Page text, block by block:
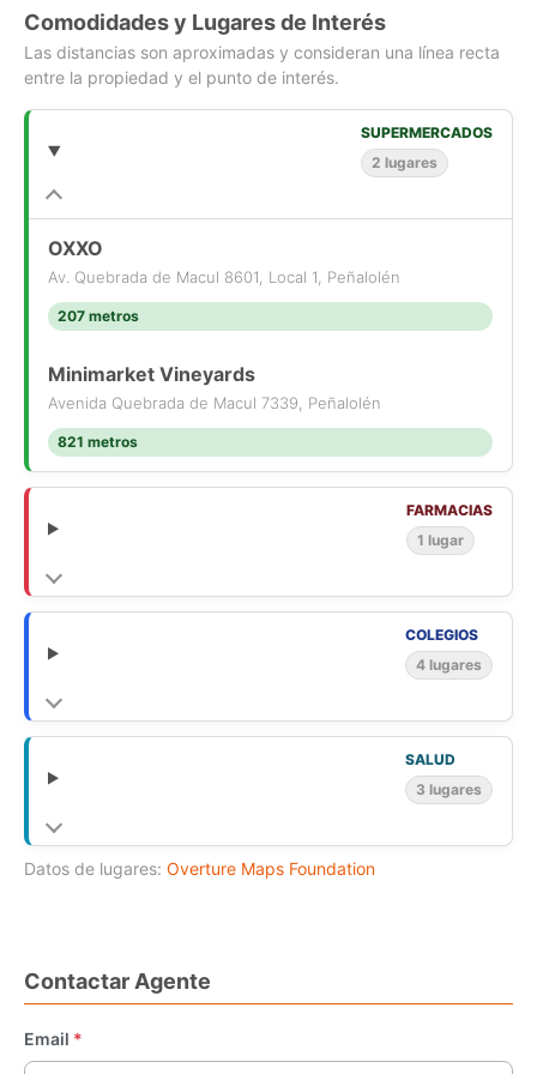
Exterior
Antejardín.
Dos estacionamientos.
Bodega lateral cerrada.
Ventanas de termopanel.
Calefacción central por losa radiante.
Piso flotante en primer y segundo piso.
Acceso controlado.
Seguridad 24 horas, los 7 días de la semana.
Sistema de vigilancia mediante cámaras.
Plaza interior con juegos infantiles y áreas verdes.
Reglamento acogido a la Ley de Copropiedad.
Superficie
Información adicional
Valor de venta:6.800 UF, más honorarios de corretaje.
Actualmente la propiedad se encuentra arrendada. Los
Una excelente oportunidad para adquirir una propiedad en un
comodidades necesarias para disfrutar de una excelente
Comodidades y Lugares de Interés
Las distancias son aproximadas y consideran una línea recta
entre la propiedad y el punto de interés.
SUPERMERCADOS
2 lugares
OXXO
Av. Quebrada de Macul 8601, Local 1, Peñalolén
207 metros
Minimarket Vineyards
Avenida Quebrada de Macul 7339, Peñalolén
821 metros
FARMACIAS
1 lugar
COLEGIOS
4 lugares
SALUD
3 lugares
Datos de lugares: Overture Maps Foundation
Contactar Agente
Email *